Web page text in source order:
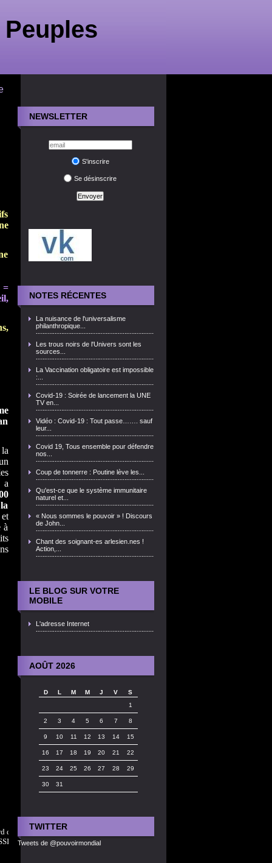
NEWSLETTER
S'inscrire
Se désinscrire
NOTES RÉCENTES
La nuisance de l'universalisme
philanthropique...
Les trous noirs de l'Univers sont les
sources...
La Vaccination obligatoire est impossible
:...
Covid-19 : Soirée de lancement la UNE
TV en...
Vidéo : Covid-19 : Tout passe……. sauf
leur...
Covid 19, Tous ensemble pour défendre
nos...
Coup de tonnerre : Poutine lève les...
Qu'est-ce que le système immunitaire
naturel et...
« Nous sommes le pouvoir » ! Discours
de John...
Chant des soignant-es arlesien.nes !
Action,...
LE BLOG SUR VOTRE
MOBILE
L'adresse Internet
AOÛT 2026
D L M M J V
S
1
2 3 4 5 6 7 8
9 10 11 12 13 14 15
16 17 18 19 20 21 22
23 24 25 26 27 28 29
30 31
TWITTER
Tweets de @pouvoirmondial
=
a
et
à
de Saturne
Hampton